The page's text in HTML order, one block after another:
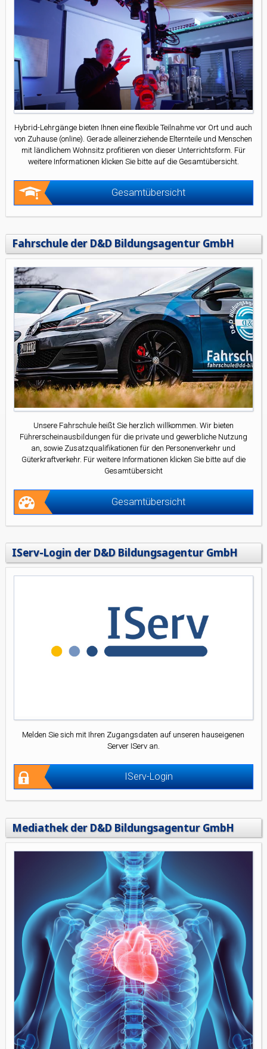
Hybrid-Lehrgänge bieten Ihnen eine flexible Teilnahme vor Ort und auch
von Zuhause (online). Gerade alleinerziehende Elternteile und Menschen
mit ländlichem Wohnsitz profitieren von dieser Unterrichtsform. Für
weitere Informationen klicken Sie bitte auf die Gesamtübersicht.
Gesamtübersicht
Fahrschule der D&D Bildungsagentur GmbH
Unsere Fahrschule heißt Sie herzlich willkommen. Wir bieten
Führerscheinausbildungen für die private und gewerbliche Nutzung
an, sowie Zusatzqualifikationen für den Personenverkehr und
Güterkraftverkehr. Für weitere Informationen klicken Sie bitte auf die
Gesamtübersicht
Gesamtübersicht
IServ-Login der D&D Bildungsagentur GmbH
Melden Sie sich mit Ihren Zugangsdaten auf unseren hauseigenen
Server IServ an.
IServ-Login
Mediathek der D&D Bildungsagentur GmbH